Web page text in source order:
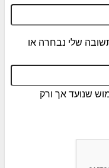
שלי נבחרה או
שנועד אך ורק